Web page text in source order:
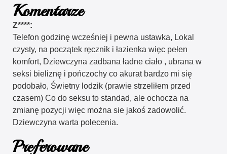
Komentarze
Z****:
Telefon godzinę wcześniej i pewna ustawka, Lokal
czysty, na początek ręcznik i łazienka więc pełen
komfort, Dziewczyna zadbana ładne ciało , ubrana w
seksi bieliznę i pończochy co akurat bardzo mi się
podobało, Świetny lodzik (prawie strzeliłem przed
czasem) Co do seksu to standad, ale ochocza na
zmianę pozycji więc można sie jakoś zadowolić.
Dziewczyna warta polecenia.
Preferowane